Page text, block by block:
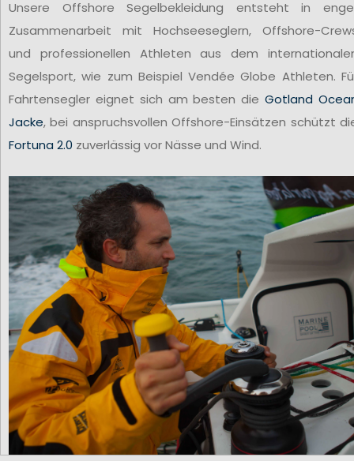
Unsere Offshore Segelbekleidung entsteht in
Zusammenarbeit mit Hochseeseglern, Offshore-
und professionellen Athleten aus dem
Segelsport, wie zum Beispiel Vendée Globe Athleten.
Fahrtensegler eignet sich am besten dieGotland
Jacke, bei anspruchsvollen Offshore-Einsätzen schützt
Fortuna 2.0 zuverlässig vor Nässe und Wind.